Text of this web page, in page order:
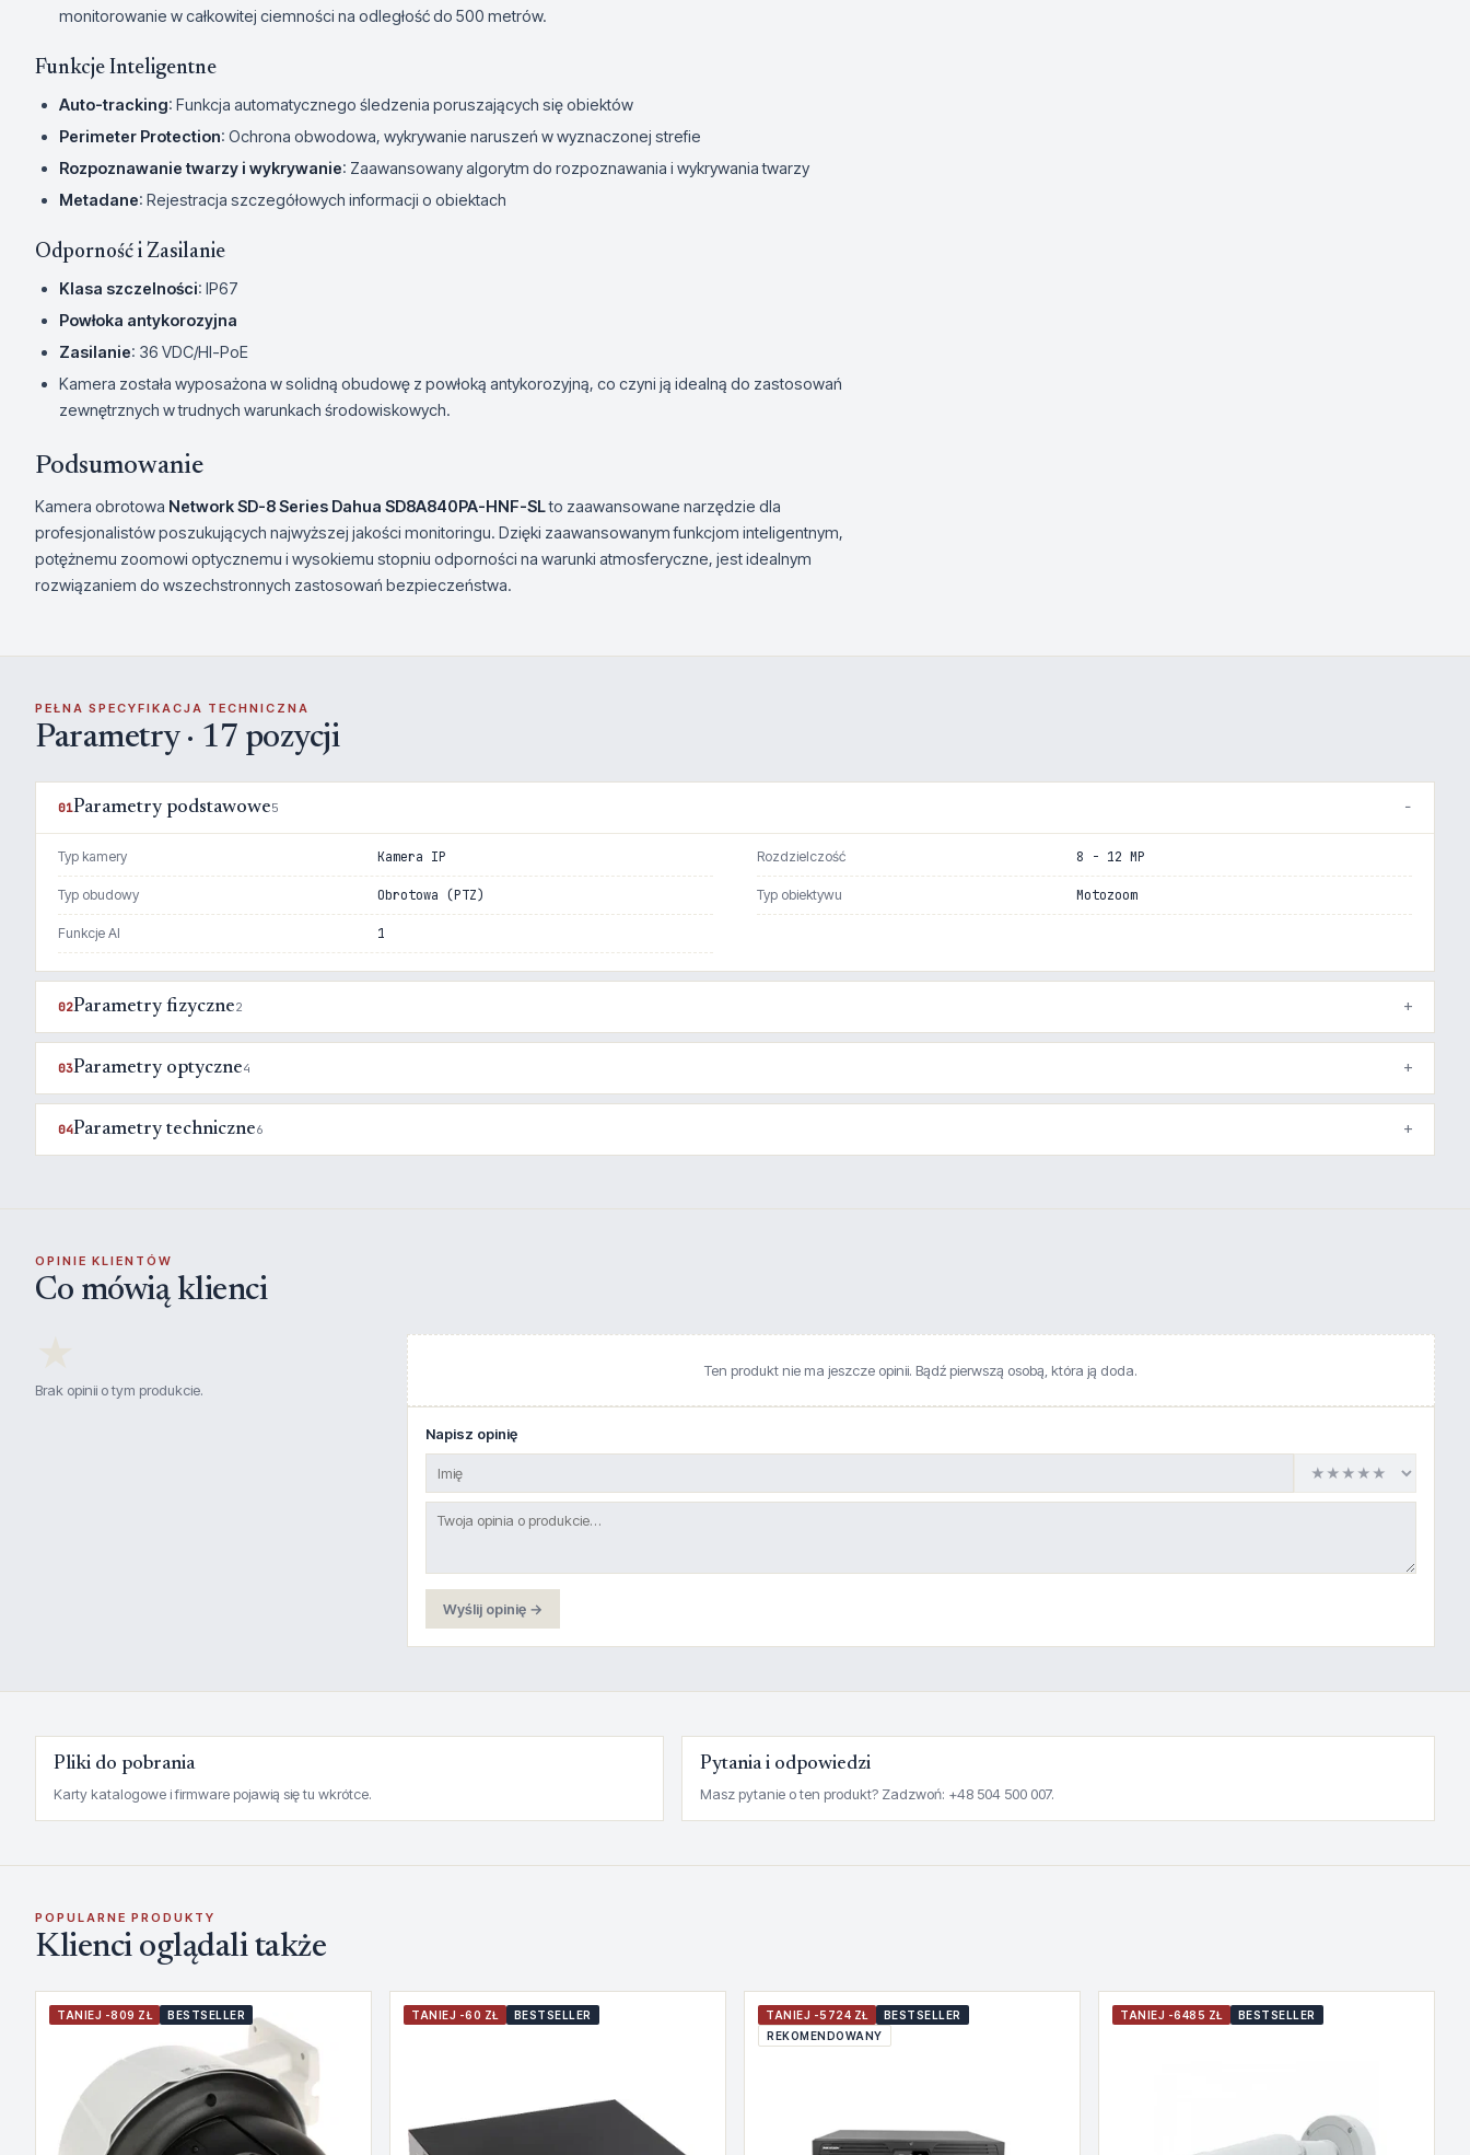
monitorowanie w całkowitej ciemności na odległość do 500 metrów.
Funkcje Inteligentne
Auto-tracking: Funkcja automatycznego śledzenia poruszających się obiektów
Perimeter Protection: Ochrona obwodowa, wykrywanie naruszeń w wyznaczonej strefie
Rozpoznawanie twarzy i wykrywanie: Zaawansowany algorytm do rozpoznawania i wykrywania twarzy
Metadane: Rejestracja szczegółowych informacji o obiektach
Odporność i Zasilanie
Klasa szczelności: IP67
Powłoka antykorozyjna
Zasilanie: 36 VDC/HI-PoE
Kamera została wyposażona w solidną obudowę z powłoką antykorozyjną, co czyni ją idealną do zastosowań
zewnętrznych w trudnych warunkach środowiskowych.
Podsumowanie
Kamera obrotowa Network SD-8 Series Dahua SD8A840PA-HNF-SLto zaawansowane narzędzie dla
profesjonalistów poszukujących najwyższej jakości monitoringu. Dzięki zaawansowanym funkcjom inteligentnym,
potężnemu zoomowi optycznemu i wysokiemu stopniu odporności na warunki atmosferyczne, jest idealnym
rozwiązaniem do wszechstronnych zastosowań bezpieczeństwa.
PEŁNA SPECYFIKACJA TECHNICZNA
Parametry · 17 pozycji
01Parametry podstawowe5
Typ kamery Kamera IP Rozdzielczość 8 - 12 MP
Typ obudowy Obrotowa (PTZ) Typ obiektywu Motozoom
Funkcje AI 1
02Parametry fizyczne2
03Parametry optyczne4
04Parametry techniczne6
OPINIE KLIENTÓW
Co mówią klienci
Brak opinii o tym produkcie.
Ten produkt nie ma jeszcze opinii. Bądź pierwszą osobą, która ją doda.
Napisz opinię
Wyślij opinię →
Pliki do pobrania
Karty katalogowe i firmware pojawią się tu wkrótce.
Pytania i odpowiedzi
Masz pytanie o ten produkt? Zadzwoń: +48 504 500 007.
POPULARNE PRODUKTY
Klienci oglądali także
TANIEJ -809 ZŁ BESTSELLER TANIEJ -60 ZŁ BESTSELLER TANIEJ -5724 ZŁ
BESTSELLER
REKOMENDOWANY
TANIEJ -6485 ZŁ BESTSELLER